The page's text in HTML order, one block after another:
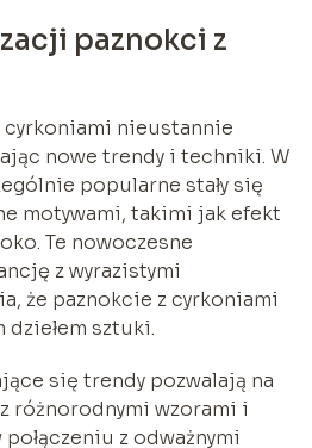
paznokci z
cyrkoniami nieustannie
nowe trendy i techniki. W
popularne stały się
motywami, takimi jak efekt
Te nowoczesne
z wyrazistymi
że paznokcie z cyrkoniami
sztuki.
się trendy pozwalają na
różnorodnymi wzorami i
z odważnymi